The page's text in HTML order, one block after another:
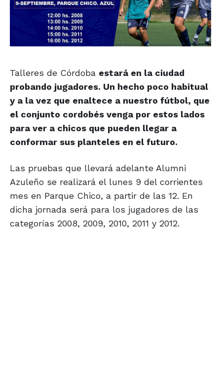
Talleres de Córdoba estará en la ciudad
probando jugadores. Un hecho poco habitual
y a la vez que enaltece a nuestro fútbol, que
el conjunto cordobés venga por estos lados
para ver a chicos que pueden llegar a
conformar sus planteles en el futuro.
Las pruebas que llevará adelante Alumni
Azuleño se realizará el lunes 9 del corrientes
mes en Parque Chico, a partir de las 12. En
dicha jornada será para los jugadores de las
categorías 2008, 2009, 2010, 2011 y 2012.